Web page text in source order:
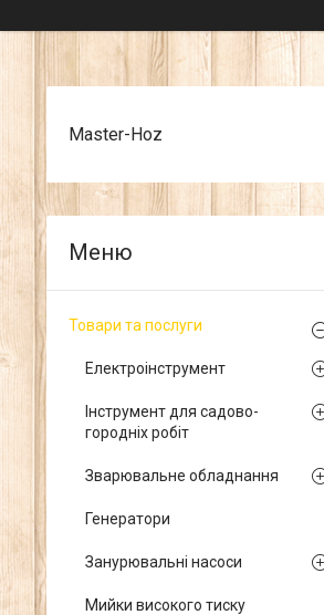
Master-Hoz
Товари та послуги
Електроінструмент
Інструмент для садово-
городніх робіт
Зварювальне обладнання
Генератори
Занурювальні насоси
Мийки високого тиску